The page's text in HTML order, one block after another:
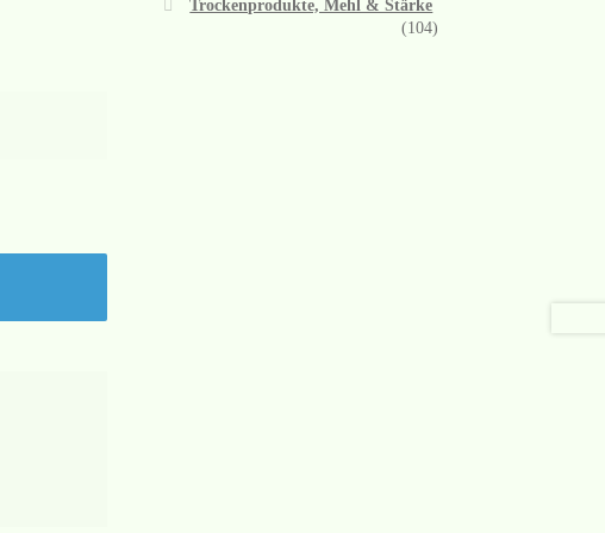
Trockenprodukte, Mehl & Stärke
(104)